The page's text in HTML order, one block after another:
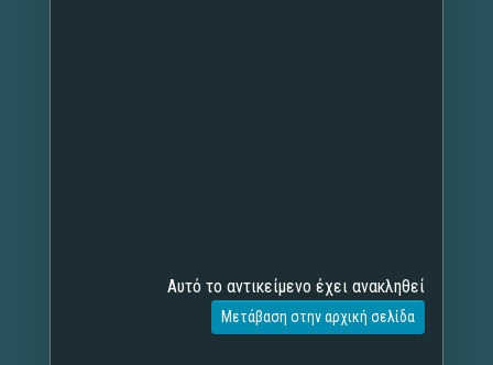
Αυτό το αντικείμενο έχει ανακληθεί
Μετάβαση στην αρχική σελίδα